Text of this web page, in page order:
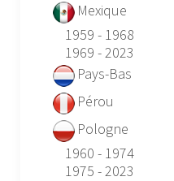
Mexique
1959 - 1968
1969 - 2023
Pays-Bas
Pérou
Pologne
1960 - 1974
1975 - 2023